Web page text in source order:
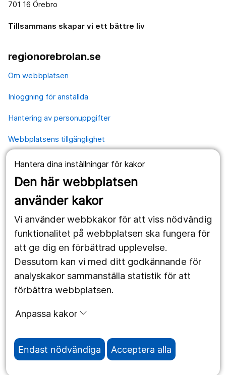
Hantera dina inställningar för kakor
Den här webbplatsen
använder kakor
Vi använder webbkakor för att viss nödvändig
funktionalitet på webbplatsen ska fungera för
att ge dig en förbättrad upplevelse.
Dessutom kan vi med ditt godkännande för
analyskakor sammanställa statistik för att
förbättra webbplatsen.
Anpassa kakor
Endast nödvändiga Acceptera alla
701 16 Örebro
Tillsammans skapar vi ett bättre liv
regionorebrolan.se
Om webbplatsen
Inloggning för anställda
Hantering av personuppgifter
Webbplatsens tillgänglighet
Våra webbplatser
1177.se
Region Örebro län
Följ oss
Facebook